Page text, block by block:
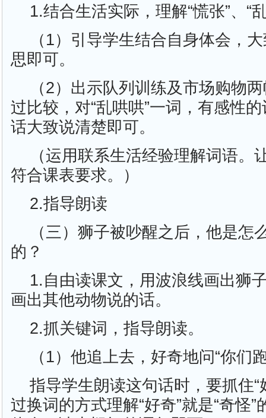
1.结合生活实际，理解“慌张”、“
（1）引导学生结合自身体会，
思即可。
（2）出示队列训练及市场购物
过比较，对“乱哄哄”一词，有感性
话大致说清楚即可。
（运用联系生活经验理解词语。
符合课表要求。）
2.指导朗读
（三）狮子被吵醒之后，他是怎
的？
1.自由读课文，用波浪线画出狮
画出其他动物说的话。
2.抓关键词，指导朗读。
（1）他追上去，好奇地问“你们
指导学生朗读这句话时，要抓住“
过换词的方式理解“好奇”就是“奇怪